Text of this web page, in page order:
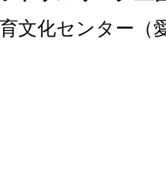
文化センター（